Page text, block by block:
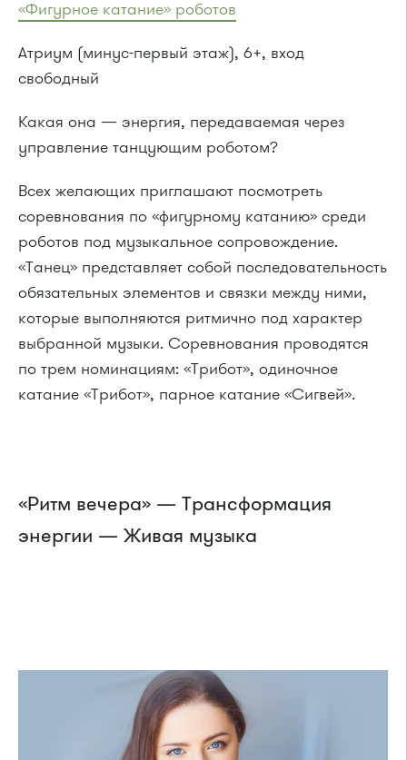
«Фигурное катание» роботов
Атриум (минус-первый этаж), 6+, вход
свободный
Какая она — энергия, передаваемая через
управление танцующим роботом?
Всех желающих приглашают посмотреть
соревнования по «фигурному катанию» среди
роботов под музыкальное сопровождение.
«Танец» представляет собой последовательность
обязательных элементов и связки между ними,
которые выполняются ритмично под характер
выбранной музыки. Соревнования проводятся
по трем номинациям: «Трибот», одиночное
катание «Трибот», парное катание «Сигвей».
«Ритм вечера» — Трансформация
энергии — Живая музыка